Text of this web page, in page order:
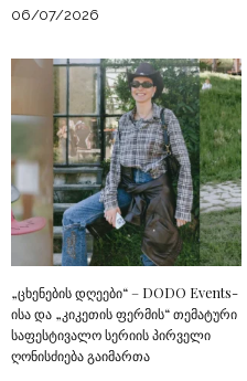
06/07/2026
„ცხენების დღეები“ – DODO Events-
ისა და „კიკეთის ფერმის“ თემატური
საფესტივალო სერიის პირველი
ღონისძიება გაიმართა